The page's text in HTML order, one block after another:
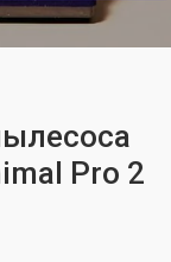
Pro 2